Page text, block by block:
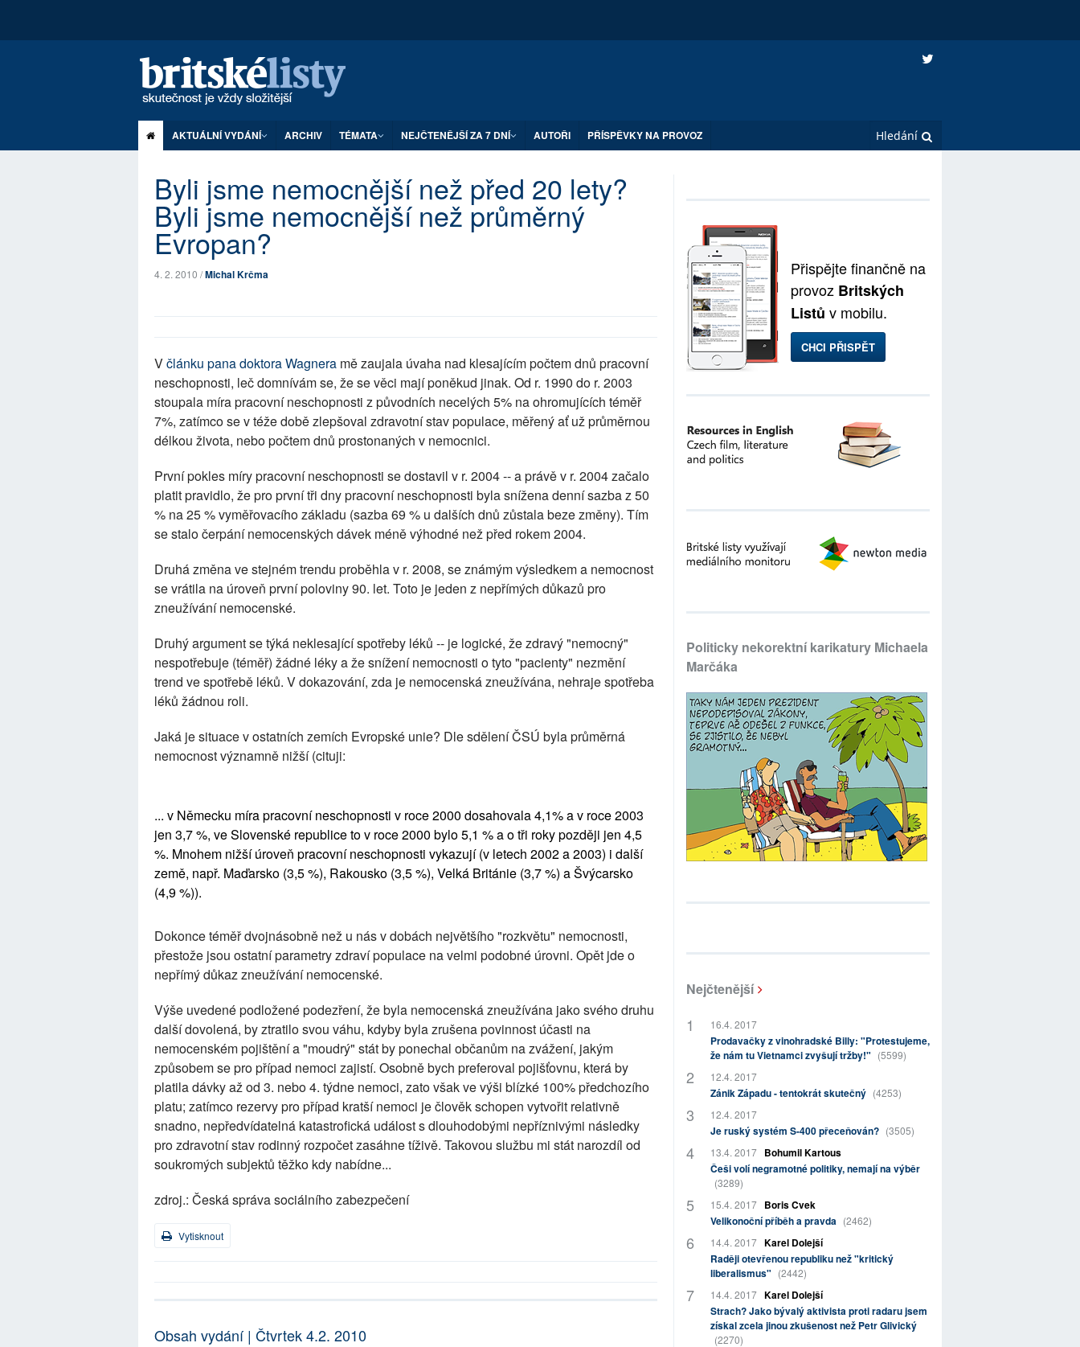
AKTUÁLNÍ VYDÁNÍ ARCHIV TÉMATA NEJČTENĚJŠÍ ZA 7 DNÍ AUTOŘI PŘÍSPĚVKY NA PROVOZ
Byli jsme nemocnější než před 20 lety?
Byli jsme nemocnější než průměrný
Evropan?
4. 2. 2010 /Michal Krčma
Včlánku pana doktora Wagnera mě zaujala úvaha nad klesajícím počtem dnů pracovní
neschopnosti, leč domnívám se, že se věci mají poněkud jinak. Od r. 1990 do r. 2003
stoupala míra pracovní neschopnosti z původních necelých 5% na ohromujících téměř
7%, zatímco se v téže době zlepšoval zdravotní stav populace, měřený ať už průměrnou
délkou života, nebo počtem dnů prostonaných v nemocnici.
První pokles míry pracovní neschopnosti se dostavil v r. 2004 -- a právě v r. 2004 začalo
platit pravidlo, že pro první tři dny pracovní neschopnosti byla snížena denní sazba z 50
% na 25 % vyměřovacího základu (sazba 69 % u dalších dnů zůstala beze změny). Tím
se stalo čerpání nemocenských dávek méně výhodné než před rokem 2004.
Druhá změna ve stejném trendu proběhla v r. 2008, se známým výsledkem a nemocnost
se vrátila na úroveň první poloviny 90. let. Toto je jeden z nepřímých důkazů pro
zneužívání nemocenské.
Druhý argument se týká neklesající spotřeby léků -- je logické, že zdravý "nemocný"
nespotřebuje (téměř) žádné léky a že snížení nemocnosti o tyto "pacienty" nezmění
trend ve spotřebě léků. V dokazování, zda je nemocenská zneužívána, nehraje spotřeba
léků žádnou roli.
Jaká je situace v ostatních zemích Evropské unie? Dle sdělení ČSÚ byla průměrná
nemocnost významně nižší (cituji:
... v Německu míra pracovní neschopnosti v roce 2000 dosahovala 4,1% a v roce 2003
jen 3,7 %, ve Slovenské republice to v roce 2000 bylo 5,1 % a o tři roky později jen 4,5
%. Mnohem nižší úroveň pracovní neschopnosti vykazují (v letech 2002 a 2003) i další
země, např. Maďarsko (3,5 %), Rakousko (3,5 %), Velká Británie (3,7 %) a Švýcarsko
(4,9 %)).
Dokonce téměř dvojnásobně než u nás v dobách největšího "rozkvětu" nemocnosti,
přestože jsou ostatní parametry zdraví populace na velmi podobné úrovni. Opět jde o
nepřímý důkaz zneužívání nemocenské.
Výše uvedené podložené podezření, že byla nemocenská zneužívána jako svého druhu
další dovolená, by ztratilo svou váhu, kdyby byla zrušena povinnost účasti na
nemocenském pojištění a "moudrý" stát by ponechal občanům na zvážení, jakým
způsobem se pro případ nemoci zajistí. Osobně bych preferoval pojišťovnu, která by
platila dávky až od 3. nebo 4. týdne nemoci, zato však ve výši blízké 100% předchozího
platu; zatímco rezervy pro případ kratší nemoci je člověk schopen vytvořit relativně
snadno, nepředvídatelná katastrofická událost s dlouhodobými nepříznivými následky
pro zdravotní stav rodinný rozpočet zasáhne tíživě. Takovou službu mi stát narozdíl od
soukromých subjektů těžko kdy nabídne...
zdroj.: Česká správa sociálního zabezpečení
Vytisknout
Obsah vydání | Čtvrtek 4.2. 2010
Přispějte finančně na
provoz Britských
Listů v mobilu.
CHCI PŘISPĚT
Politicky nekorektní karikatury Michaela
Marčáka
Nejčtenější
16.4. 2017
Prodavačky z vinohradské Billy: "Protestujeme,
že nám tu Vietnamci zvyšují tržby!" (5599)
12.4. 2017
Zánik Západu - tentokrát skutečný (4253)
12.4. 2017
Je ruský systém S-400 přeceňován? (3505)
13.4. 2017
Bohumil Kartous
Češi volí negramotné politiky, nemají na výběr
(3289)
15.4. 2017
Boris Cvek
Velikonoční příběh a pravda (2462)
14.4. 2017 Karel Dolejší
Raději otevřenou republiku než "kritický
liberalismus" (2442)
14.4. 2017 Karel Dolejší
Strach? Jako bývalý aktivista proti radaru jsem
získal zcela jinou zkušenost než Petr Glivický
(2270)